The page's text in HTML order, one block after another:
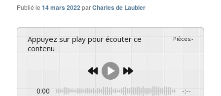
Publié le14 mars 2022parCharles de Laubier
Appuyez sur play pour écouter ce
contenu
Pièces:-
0:00 -:--